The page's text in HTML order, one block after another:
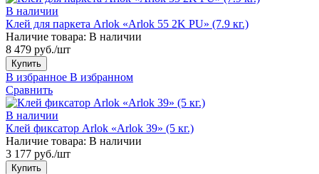
В наличии
Клей для паркета Arlok «Arlok 55 2K PU» (7.9 кг.)
Наличие товара: В наличии
8 479 руб./шт
Купить
В избранное В избранном
Сравнить
В наличии
Клей фиксатор Arlok «Arlok 39» (5 кг.)
Наличие товара: В наличии
3 177 руб./шт
Купить